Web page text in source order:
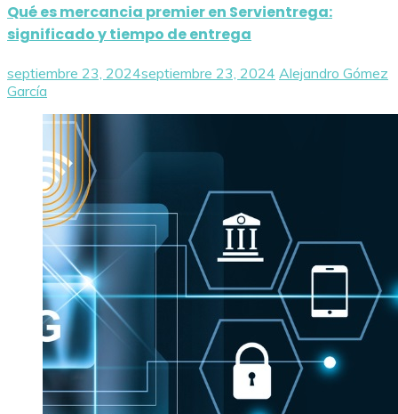
Qué es mercancia premier en Servientrega:
significado y tiempo de entrega
septiembre 23, 2024septiembre 23, 2024 Alejandro Gómez
García